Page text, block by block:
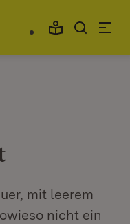
mit leerem
nicht ein